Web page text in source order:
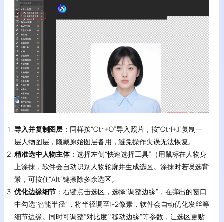
导入并复制图层 ：同样按“Ctrl+O”导入照片，按“Ctrl+J”复制一
层人物图层，隐藏原始图层备用，避免操作失误无法恢复。
精准选中人物主体：选择左侧“快速选择工具”（用鼠标在人物身
上涂抹，软件会自动识别人物轮廓并生成选区。涂抹时若误选背
景，可按住“Alt”键擦除多余选区。
优化边缘细节 ：右键点击选区，选择“调整边缘”，在弹出的窗口
中勾选“智能半径”，将半径调至1-2像素，软件会自动优化发丝等
细节边缘。同时可调整“对比度”“移动边缘”等参数，让选区更贴